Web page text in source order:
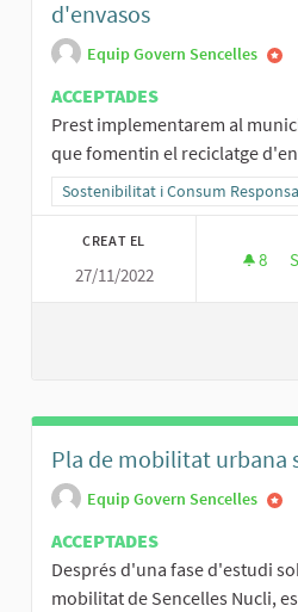
d'envasos
Equip Govern Sencelles
ACCEPTADES
Prest implementarem al
que fomentin el reciclatge
Resultats al filtrar per la
Sostenibilitat i Consum
CREAT EL
27/11/2022
8
Pla de mobilitat urbana
Equip Govern Sencelles
ACCEPTADES
Després d'una fase d'estudi
mobilitat de Sencelles Nucli,